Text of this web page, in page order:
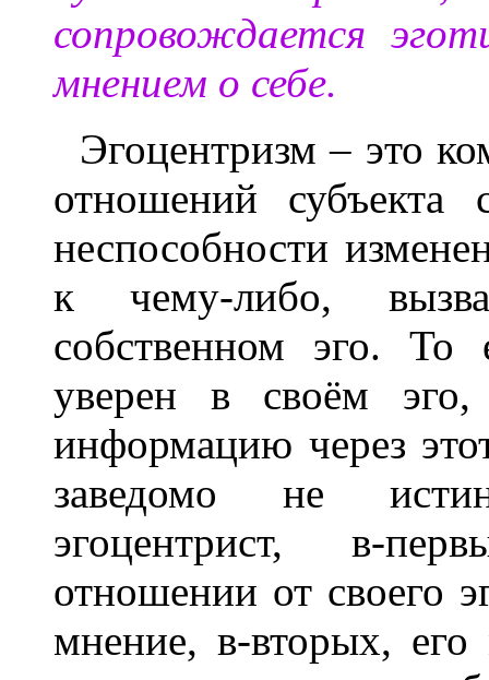
сопровождается
мнением о себе.
Эгоцентризм – это
отношений субъекта
неспособности
к чему-либо,
собственном эго. То
уверен в своём
информацию через
заведомо не
эгоцентрист, в-
отношении от своего
мнение, в-вторых,